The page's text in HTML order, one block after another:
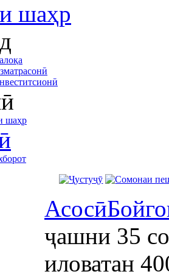
шаҳр
шаҳр
Асосӣ
ҷашни 35
иловатан